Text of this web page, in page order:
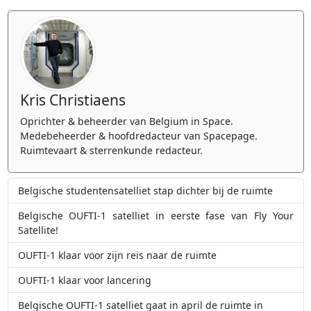
Kris Christiaens
Oprichter & beheerder van Belgium in Space.
Medebeheerder & hoofdredacteur van Spacepage.
Ruimtevaart & sterrenkunde redacteur.
Belgische studentensatelliet stap dichter bij de ruimte
Belgische OUFTI-1 satelliet in eerste fase van Fly Your
Satellite!
OUFTI-1 klaar voor zijn reis naar de ruimte
OUFTI-1 klaar voor lancering
Belgische OUFTI-1 satelliet gaat in april de ruimte in